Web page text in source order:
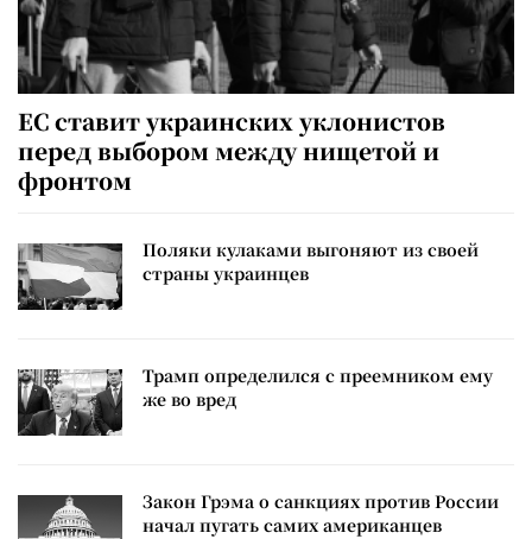
ЕС ставит украинских уклонистов
перед выбором между нищетой и
фронтом
Поляки кулаками выгоняют из своей
страны украинцев
Трамп определился с преемником ему
же во вред
Закон Грэма о санкциях против России
начал пугать самих американцев